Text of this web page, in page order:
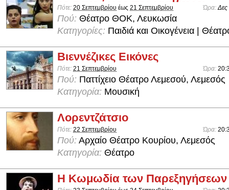
Πότε: 20 Σεπτεμβρίου έως 21 Σεπτεμβρίου Ώρα: Δες
Πού: Θέατρο ΘΟΚ, Λευκωσία
Κατηγορίες: Παιδιά και Οικογένεια |
Βιεννέζικες Εικόνες
Πότε: 21 Σεπτεμβρίου Ώρα:
Πού: Παττίχειο Θέατρο Λεμεσού, Λεμεσός
Κατηγορία: Μουσική
Λορεντζάτσιο
Πότε: 22 Σεπτεμβρίου Ώρα:
Πού: Αρχαίο Θέατρο Κουρίου, Λεμεσός
Κατηγορία: Θέατρο
Η Κωμωδία των Παρεξηγήσεων